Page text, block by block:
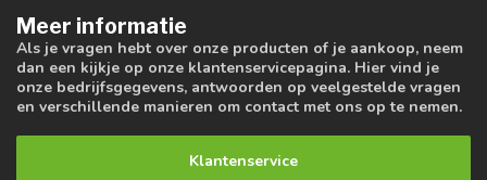
Meer informatie
Als je vragen hebt over onze producten of je aankoop, neem
dan een kijkje op onze klantenservicepagina. Hier vind je
onze bedrijfsgegevens, antwoorden op veelgestelde vragen
en verschillende manieren om contact met ons op te nemen.
Klantenservice